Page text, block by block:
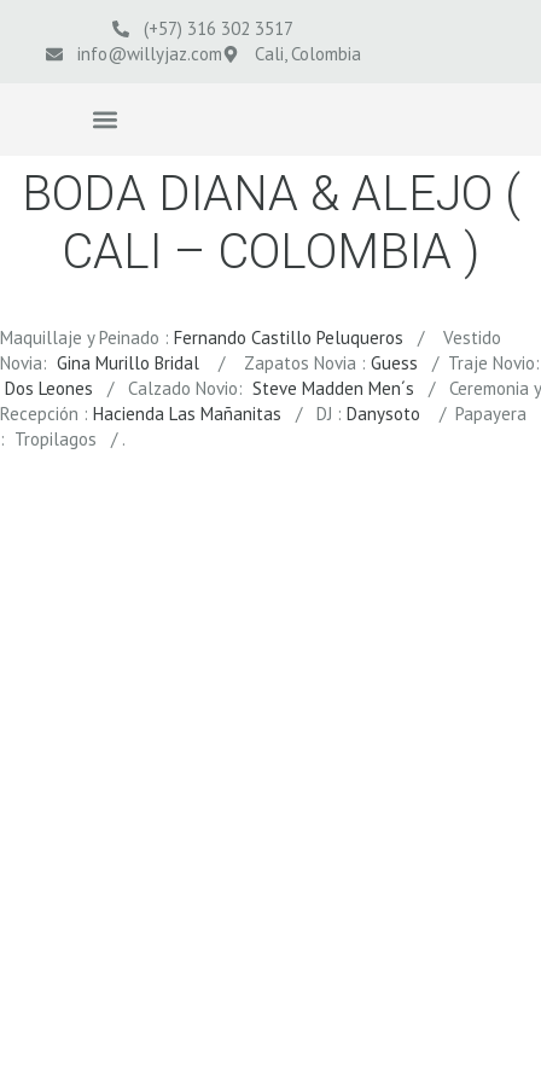
(+57) 316 302 3517
info@willyjaz.com
Cali, Colombia
BODA DIANA & ALEJO (
CALI – COLOMBIA )
Maquillaje y Peinado : Fernando Castillo Peluqueros
/ Vestido
Novia: Gina Murillo Bridal / Zapatos Novia : Guess
/ Traje Novio:
Dos Leones / Calzado Novio: Steve Madden Men´s
/ Ceremonia y
Recepción : Hacienda Las Mañanitas / DJ : Danysoto
/ Papayera
: Tropilagos / .